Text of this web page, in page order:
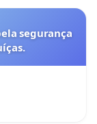
segurança